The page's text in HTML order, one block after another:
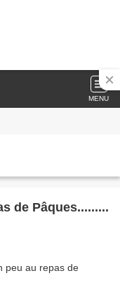
MENU
de Pâques.........